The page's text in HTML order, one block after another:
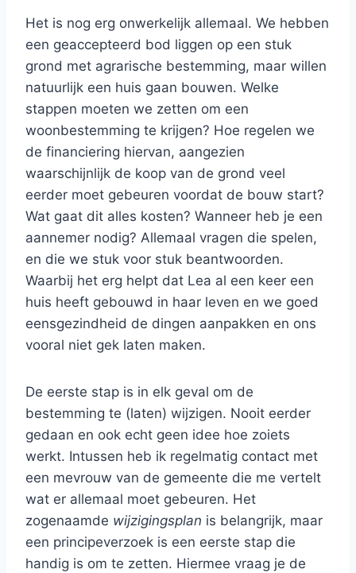
Het is nog erg onwerkelijk allemaal. We hebben
een geaccepteerd bod liggen op een stuk
grond met agrarische bestemming, maar willen
natuurlijk een huis gaan bouwen. Welke
stappen moeten we zetten om een
woonbestemming te krijgen? Hoe regelen we
de financiering hiervan, aangezien
waarschijnlijk de koop van de grond veel
eerder moet gebeuren voordat de bouw start?
Wat gaat dit alles kosten? Wanneer heb je een
aannemer nodig? Allemaal vragen die spelen,
en die we stuk voor stuk beantwoorden.
Waarbij het erg helpt dat Lea al een keer een
huis heeft gebouwd in haar leven en we goed
eensgezindheid de dingen aanpakken en ons
vooral niet gek laten maken.
De eerste stap is in elk geval om de
bestemming te (laten) wijzigen. Nooit eerder
gedaan en ook echt geen idee hoe zoiets
werkt. Intussen heb ik regelmatig contact met
een mevrouw van de gemeente die me vertelt
wat er allemaal moet gebeuren. Het
zogenaamde wijzigingsplan is belangrijk, maar
een principeverzoek is een eerste stap die
handig is om te zetten. Hiermee vraag je de